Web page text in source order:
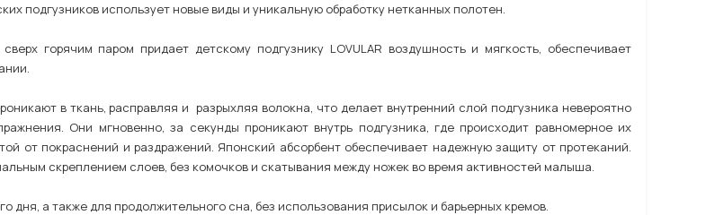
подгузников использует новые виды и уникальную обработку нетканных полотен.
горячим паром придает детскому подгузнику LOVULAR воздушность и мягкость, обеспечивает
в ткань, расправляя и разрыхляя волокна, что делает внутренний слой подгузника невероятно
Они мгновенно, за секунды проникают внутрь подгузника, где происходит равномерное их
от покраснений и раздражений. Японский абсорбент обеспечивает надежную защиту от протеканий.
скреплением слоев, без комочков и скатывания между ножек во время активностей малыша.
а также для продолжительного сна, без использования присылок и барьерных кремов.